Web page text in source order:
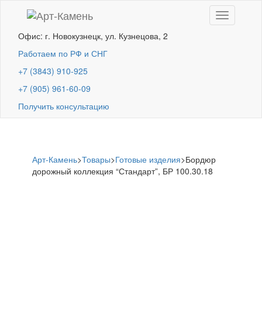
Toggle
navigation
Офис: г. Новокузнецк, ул. Кузнецова, 2
Работаем по РФ и СНГ
+7 (3843) 910-925
+7 (905) 961-60-09
Получить консультацию
Арт-Камень>Товары>Готовые изделия>Бордюр
дорожный коллекция “Стандарт”, БР 100.30.18